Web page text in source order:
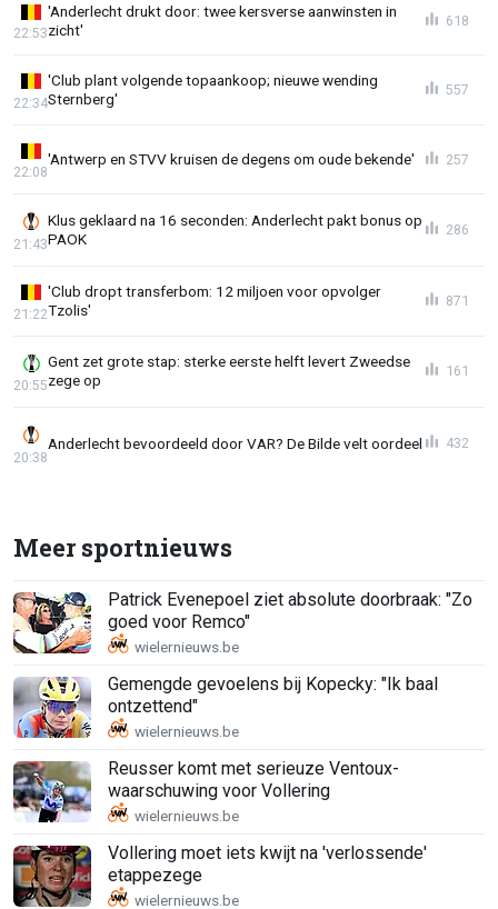
'Anderlecht drukt door: twee kersverse aanwinsten in
zicht'
22:53
618
'Club plant volgende topaankoop; nieuwe wending
Sternberg'
22:34
557
'Antwerp en STVV kruisen de degens om oude bekende'
22:08
257
Klus geklaard na 16 seconden: Anderlecht pakt bonus op
PAOK
21:43
286
'Club dropt transferbom: 12 miljoen voor opvolger
Tzolis'
21:22
871
Gent zet grote stap: sterke eerste helft levert Zweedse
zege op
20:55
161
Anderlecht bevoordeeld door VAR? De Bilde velt oordeel
20:38
432
Meer sportnieuws
Patrick Evenepoel ziet absolute doorbraak: "Zo
goed voor Remco"
Gemengde gevoelens bij Kopecky: "Ik baal
ontzettend"
Reusser komt met serieuze Ventoux-
waarschuwing voor Vollering
Vollering moet iets kwijt na 'verlossende'
etappezege